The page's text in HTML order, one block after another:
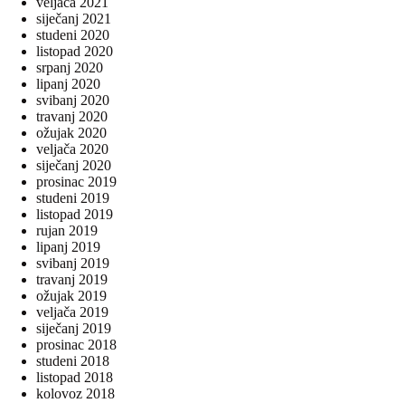
siječanj 2021
studeni 2020
listopad 2020
srpanj 2020
lipanj 2020
svibanj 2020
travanj 2020
ožujak 2020
veljača 2020
siječanj 2020
prosinac 2019
studeni 2019
listopad 2019
rujan 2019
lipanj 2019
svibanj 2019
travanj 2019
ožujak 2019
veljača 2019
siječanj 2019
prosinac 2018
studeni 2018
listopad 2018
kolovoz 2018